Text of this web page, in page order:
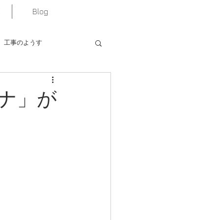
Blog
工事のようす
」が